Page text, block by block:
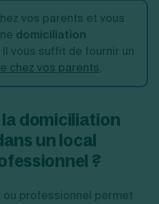
vos parents et vous
domiciliation
Il vous suffit de fournir un
chez vos parents.
la domiciliation
un local
?
professionnel permet